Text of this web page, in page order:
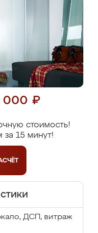
000 ₽
стоимость!
15 минут!
ДСП, витраж